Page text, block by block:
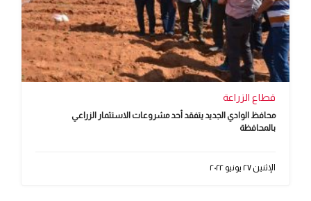
قطاع الزراعة
محافظ الوادي الجديد يتفقد أحد مشروعات الاستثمار الزراعي
بالمحافظة
الإثنين ٢٧ يونيو ٢٠٢٢